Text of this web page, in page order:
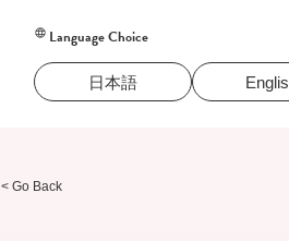
Language Choice
日本語
< Go Back